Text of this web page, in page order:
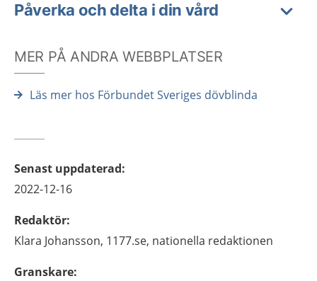
Påverka och delta i din vård
MER PÅ ANDRA WEBBPLATSER
Läs mer hos Förbundet Sveriges dövblinda
Senast uppdaterad:
2022-12-16
Redaktör:
Klara Johansson, 1177.se, nationella redaktionen
Granskare: